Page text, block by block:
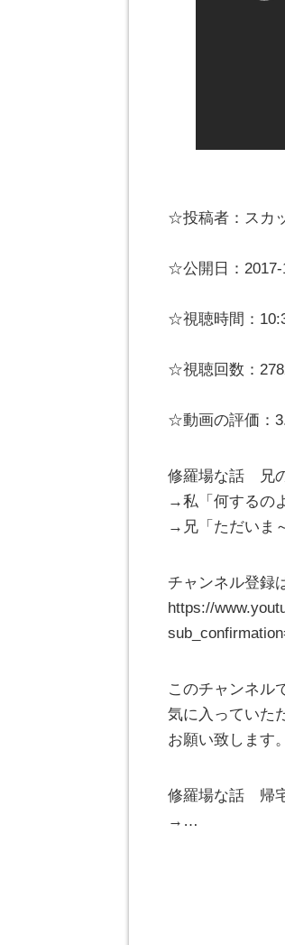
☆投稿者：スカ
☆公開日：2017-
☆視聴時間：
☆視聴回数：
☆動画の評価：
修羅場な話 兄
→私「何するの
→兄「ただいま
チャンネル登録
https://
このチャンネル
気に入っていた
お願い致します。
修羅場な話 帰
→…